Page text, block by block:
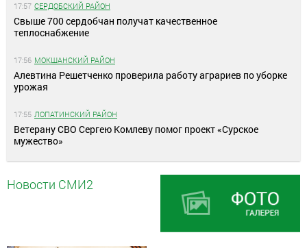
17:57 СЕРДОБСКИЙ РАЙОН
Свыше 700 сердобчан получат качественное
теплоснабжение
17:56 МОКШАНСКИЙ РАЙОН
Алевтина Решетченко проверила работу аграриев по уборке
урожая
17:55 ЛОПАТИНСКИЙ РАЙОН
Ветерану СВО Сергею Комлеву помог проект «Сурское
мужество»
Новости СМИ2